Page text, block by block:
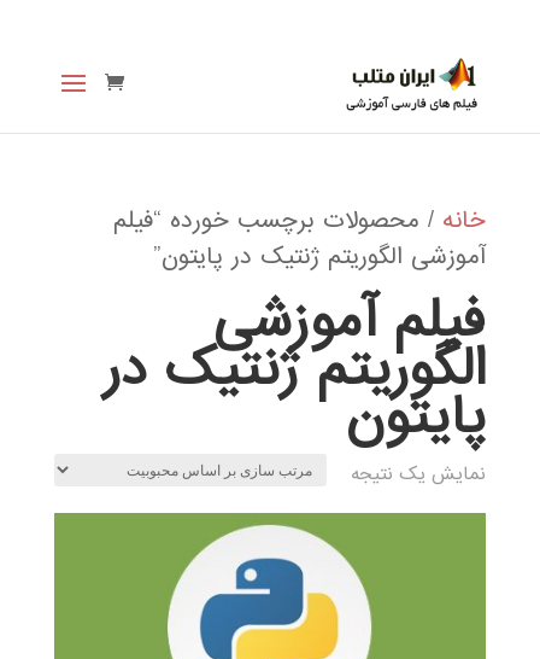
خانه / محصولات برچسب خورده “فیلم
آموزشی الگوریتم ژنتیک در پایتون”
فیلم آموزشی
الگوریتم ژنتیک در
پایتون
نمایش یک نتیجه